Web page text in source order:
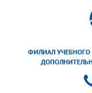
ФИЛИАЛ УЧЕБНОГО